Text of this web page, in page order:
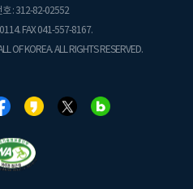
호 : 312-82-02552
FAX 041-557-8167.
OF KOREA. ALL RIGHTS RESERVED.